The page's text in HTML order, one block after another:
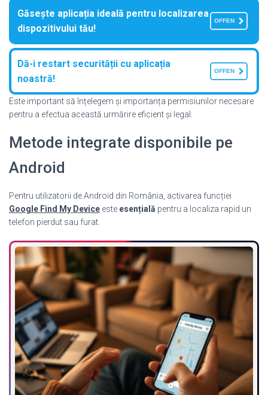
Găsește aplicația ideală pentru localizarea
dispozitivului tău!
OFFEN
Dă-i restart securității cu aplicația
noastră!
OFFEN
Este important să înțelegem și importanța permisiunilor necesare
pentru a efectua această urmărire eficient și legal.
Metode integrate disponibile pe
Android
Pentru utilizatorii de Android din România, activarea funcției
Google Find My Device este esențială pentru a localiza rapid un
telefon pierdut sau furat.